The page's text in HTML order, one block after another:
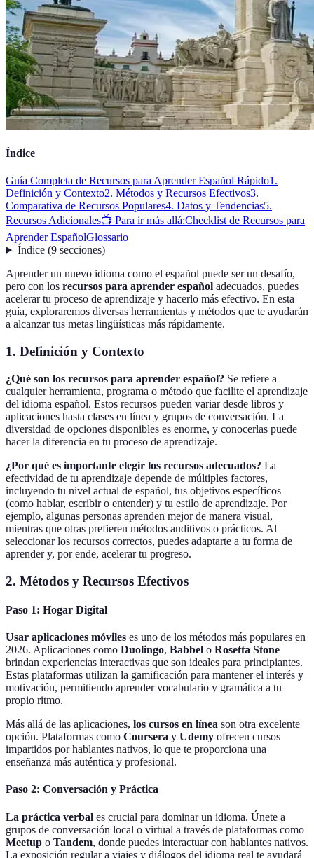
Índice
Guía Completa de Recursos para Aprender Español Rápido1.
Definición y Contexto2. Métodos y Recursos Efectivos3.
Comparativa de Recursos Populares4. Datos y Tendencias5.
Recursos Adicionales📺 Para ir más allá:Checklist de Recursos para
Aprender EspañolGlossario
Índice(9 secciones)
Aprender un nuevo idioma como el español puede ser un desafío,
pero con los recursos para aprender español adecuados, puedes
acelerar tu proceso de aprendizaje y hacerlo más efectivo. En esta
guía, exploraremos diversas herramientas y métodos que te ayudarán
a alcanzar tus metas lingüísticas más rápidamente.
1. Definición y Contexto
¿Qué son los recursos para aprender español? Se refiere a
cualquier herramienta, programa o método que facilite el aprendizaje
del idioma español. Estos recursos pueden variar desde libros y
aplicaciones hasta clases en línea y grupos de conversación. La
diversidad de opciones disponibles es enorme, y conocerlas puede
hacer la diferencia en tu proceso de aprendizaje.
¿Por qué es importante elegir los recursos adecuados? La
efectividad de tu aprendizaje depende de múltiples factores,
incluyendo tu nivel actual de español, tus objetivos específicos
(como hablar, escribir o entender) y tu estilo de aprendizaje. Por
ejemplo, algunas personas aprenden mejor de manera visual,
mientras que otras prefieren métodos auditivos o prácticos. Al
seleccionar los recursos correctos, puedes adaptarte a tu forma de
aprender y, por ende, acelerar tu progreso.
2. Métodos y Recursos Efectivos
Paso 1: Hogar Digital
Usar aplicaciones móviles es uno de los métodos más populares en
2026. Aplicaciones como Duolingo, Babbel o Rosetta Stone
brindan experiencias interactivas que son ideales para principiantes.
Estas plataformas utilizan la gamificación para mantener el interés y
motivación, permitiendo aprender vocabulario y gramática a tu
propio ritmo.
Más allá de las aplicaciones, los cursos en línea son otra excelente
opción. Plataformas como Coursera y Udemy ofrecen cursos
impartidos por hablantes nativos, lo que te proporciona una
enseñanza más auténtica y profesional.
Paso 2: Conversación y Práctica
La práctica verbal es crucial para dominar un idioma. Únete a
grupos de conversación local o virtual a través de plataformas como
Meetup o Tandem, donde puedes interactuar con hablantes nativos.
La exposición regular a viajes y diálogos del idioma real te ayudará